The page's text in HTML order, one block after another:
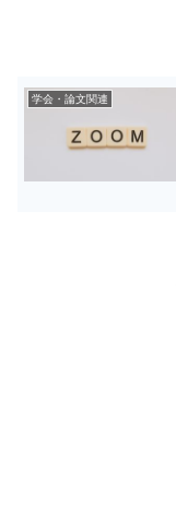
学会・論文関連